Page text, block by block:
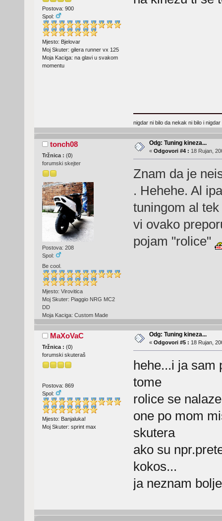
Postova: 900
Spol:
Mjesto: Bjelovar
Moj Skuter: gilera runner vx 125
Moja Kaciga: na glavi u svakom
momentu
nigdar ni bilo da nekak ni bilo i
tonch08
Tržnica : (0)
forumski skejter
Postova: 208
Spol:
Be cool.
Mjesto: Virovitica
Moj Skuter: Piaggio NRG MC2
DD
Moja Kaciga: Custom Made
Odg: Tuning kineza...
« Odgovori #4 : 18 Rujan,
Znam da je
. Hehehe. Al
tuningom al
vi ovako
pojam "rolice"
MaXoVaC
Tržnica : (0)
forumski skuteraš
Postova: 869
Spol:
Mjesto: Banjaluka!
Moj Skuter: sprint max
Odg: Tuning kineza...
« Odgovori #5 : 18 Rujan,
hehe...i ja sam
tome
rolice se
one po mom
skutera
ako su
kokos...
ja neznam